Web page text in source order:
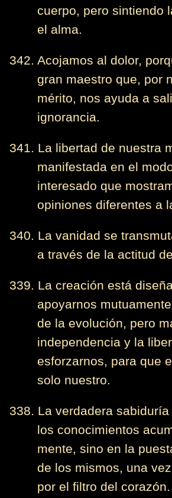
cuerpo, pero sintiendo
el alma.
342. Acojamos al dolor,
gran maestro que, por
mérito, nos ayuda a
ignorancia.
341. La libertad de nuestra
manifestada en el
interesado que
opiniones diferentes a
340. La vanidad se
a través de la actitud
339. La creación está
apoyarnos
de la evolución, pero
independencia y la
esforzarnos, para que
solo nuestro.
338. La verdadera
los conocimientos
mente, sino en la
de los mismos, una
por el filtro del corazón.